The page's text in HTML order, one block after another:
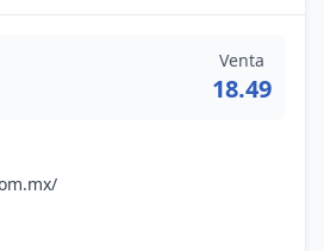
Venta
18.49